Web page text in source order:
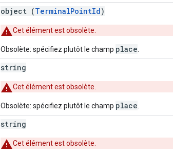
object (TerminalPointId)
Cet élément est obsolète.
Obsolète: spécifiez plutôt le champ place
string
Cet élément est obsolète.
Obsolète: spécifiez plutôt le champ place
string
Cet élément est obsolète.